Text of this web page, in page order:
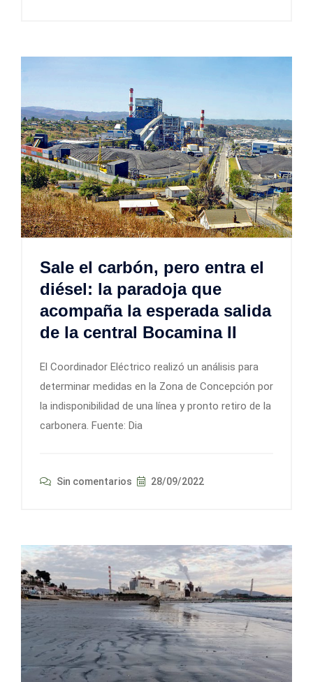
Sale el carbón, pero entra el
diésel: la paradoja que
acompaña la esperada salida
de la central Bocamina II
El Coordinador Eléctrico realizó un análisis para
determinar medidas en la Zona de Concepción por
la indisponibilidad de una línea y pronto retiro de la
carbonera. Fuente: Dia
Sin comentarios 28/09/2022